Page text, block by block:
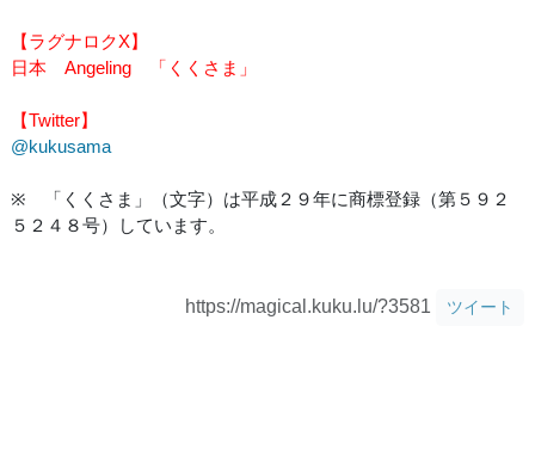
【ラグナロクX】
日本 Angeling 「くくさま」
【Twitter】
@kukusama
※ 「くくさま」（文字）は平成２９年に商標登録（第５９２
５２４８号）しています。
https://magical.kuku.lu/?3581 ツイート